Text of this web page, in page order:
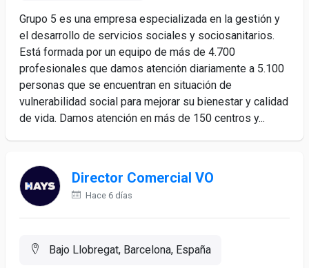
Grupo 5 es una empresa especializada en la gestión y
el desarrollo de servicios sociales y sociosanitarios.
Está formada por un equipo de más de 4.700
profesionales que damos atención diariamente a 5.100
personas que se encuentran en situación de
vulnerabilidad social para mejorar su bienestar y calidad
de vida. Damos atención en más de 150 centros y...
Director Comercial VO
Hace 6 días
Bajo Llobregat, Barcelona, España